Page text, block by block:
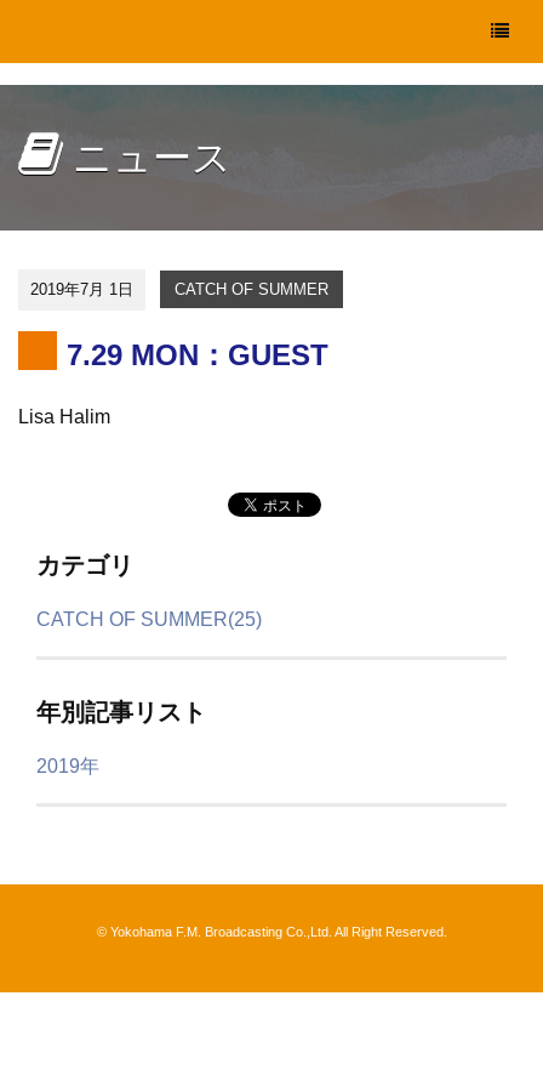
ニュース
2019年7月 1日 CATCH OF SUMMER
7.29 MON：GUEST
Lisa Halim
カテゴリ
CATCH OF SUMMER(25)
年別記事リスト
2019年
© Yokohama F.M. Broadcasting Co.,Ltd. All Right Reserved.